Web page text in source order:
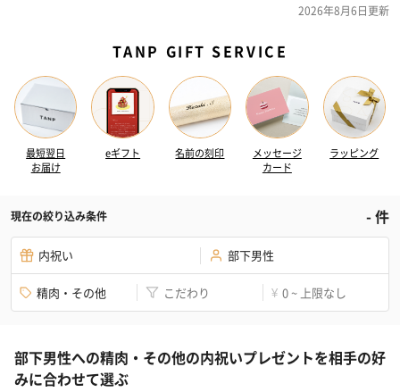
2026年8月6日更新
TANP GIFT SERVICE
最短翌日
お届け
eギフト 名前の刻印
メッセージ
カード
ラッピング
現在の絞り込み条件 -件
内祝い 部下男性
精肉・その他 こだわり ¥ 0 ~ 上限なし
部下男性への精肉・その他の内祝いプレゼントを相手の好
みに合わせて選ぶ